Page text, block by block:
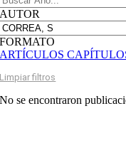
AUTOR
FORMATO
ARTÍCULOS
Limpiar filtros
No se encontraron